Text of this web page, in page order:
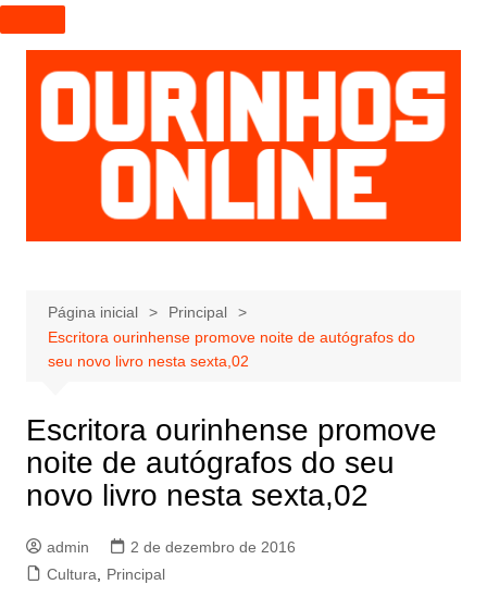
I
r
p
a
r
a
e
ú
d
Página inicial
Principal
Escritora ourinhense promove noite de autógrafos do
seu novo livro nesta sexta,02
Escritora ourinhense promove
noite de autógrafos do seu
novo livro nesta sexta,02
admin
2 de dezembro de 2016
Cultura
Principal